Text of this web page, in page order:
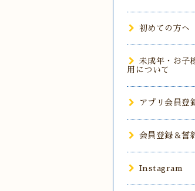
初めての方へ
未成年・お子
用について
アプリ会員登
会員登録＆誓
Instagram